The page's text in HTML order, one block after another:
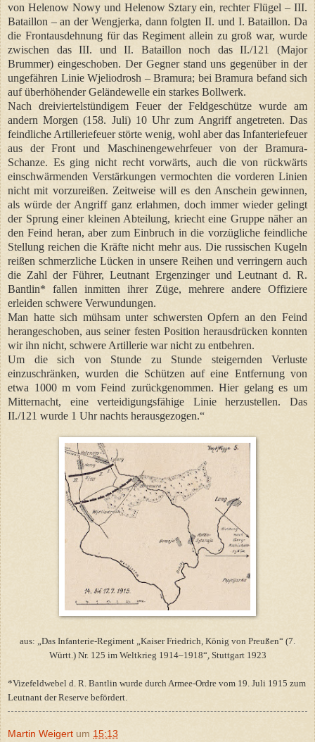
von Helenow Nowy und Helenow Sztary ein, rechter Flügel – III.
Bataillon – an der Wengjerka, dann folgten II. und I. Bataillon. Da
die Frontausdehnung für das Regiment allein zu groß war, wurde
zwischen das III. und II. Bataillon noch das II./121 (Major
Brummer) eingeschoben. Der Gegner stand uns gegenüber in der
ungefähren Linie Wjeliodrosh – Bramura; bei Bramura befand sich
auf überhöhender Geländewelle ein starkes Bollwerk.
Nach dreiviertelstündigem Feuer der Feldgeschütze wurde am
andern Morgen (158. Juli) 10 Uhr zum Angriff angetreten. Das
feindliche Artilleriefeuer störte wenig, wohl aber das Infanteriefeuer
aus der Front und Maschinengewehrfeuer von der Bramura-
Schanze. Es ging nicht recht vorwärts, auch die von rückwärts
einschwärmenden Verstärkungen vermochten die vorderen Linien
nicht mit vorzureißen. Zeitweise will es den Anschein gewinnen,
als würde der Angriff ganz erlahmen, doch immer wieder gelingt
der Sprung einer kleinen Abteilung, kriecht eine Gruppe näher an
den Feind heran, aber zum Einbruch in die vorzügliche feindliche
Stellung reichen die Kräfte nicht mehr aus. Die russischen Kugeln
reißen schmerzliche Lücken in unsere Reihen und verringern auch
die Zahl der Führer, Leutnant Ergenzinger und Leutnant d. R.
Bantlin* fallen inmitten ihrer Züge, mehrere andere Offiziere
erleiden schwere Verwundungen.
Man hatte sich mühsam unter schwersten Opfern an den Feind
herangeschoben, aus seiner festen Position herausdrücken konnten
wir ihn nicht, schwere Artillerie war nicht zu entbehren.
Um die sich von Stunde zu Stunde steigernden Verluste
einzuschränken, wurden die Schützen auf eine Entfernung von
etwa 1000 m vom Feind zurückgenommen. Hier gelang es um
Mitternacht, eine verteidigungsfähige Linie herzustellen. Das
II./121 wurde 1 Uhr nachts herausgezogen.“
aus: „Das Infanterie-Regiment „Kaiser Friedrich, König von Preußen“ (7.
Württ.) Nr. 125 im Weltkrieg 1914–1918“ׅ, Stuttgart 1923
*Vizefeldwebel d. R. Bantlin wurde durch Armee-Ordre vom 19. Juli 1915 zum
Leutnant der Reserve befördert.
Martin Weigert um 15:13